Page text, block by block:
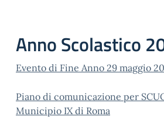
Anno Scolastico
Evento di Fine Anno 29 maggio
Piano di comunicazione per
Municipio IX di Roma